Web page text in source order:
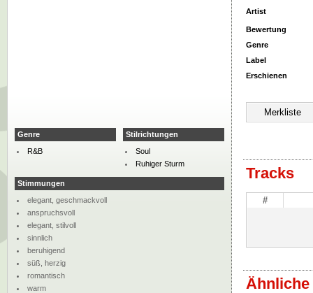
Artist
Bewertung
Genre
Label
Erschienen
Tracks
#
Ähnliche
Genre
R&B
Stilrichtungen
Soul
Ruhiger Sturm
Stimmungen
elegant, geschmackvoll
anspruchsvoll
elegant, stilvoll
sinnlich
beruhigend
süß, herzig
romantisch
warm